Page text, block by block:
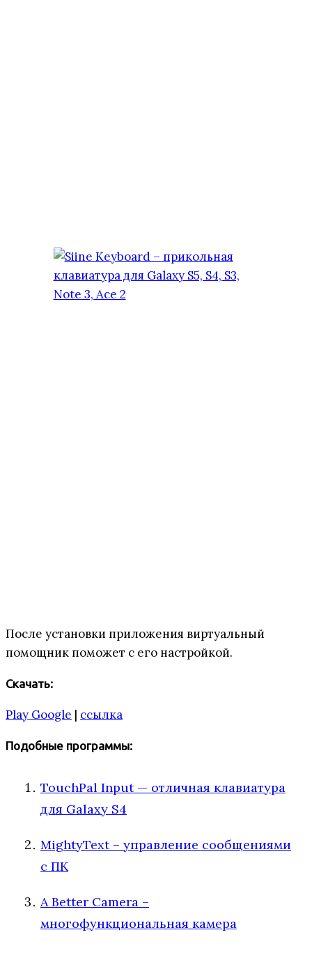
После установки приложения виртуальный
помощник поможет с его настройкой.
Скачать:
Play Google | ссылка
Подобные программы:
TouchPal Input — отличная клавиатура
для Galaxy S4
MightyText – управление сообщениями
с ПК
A Better Camera –
многофункциональная камера